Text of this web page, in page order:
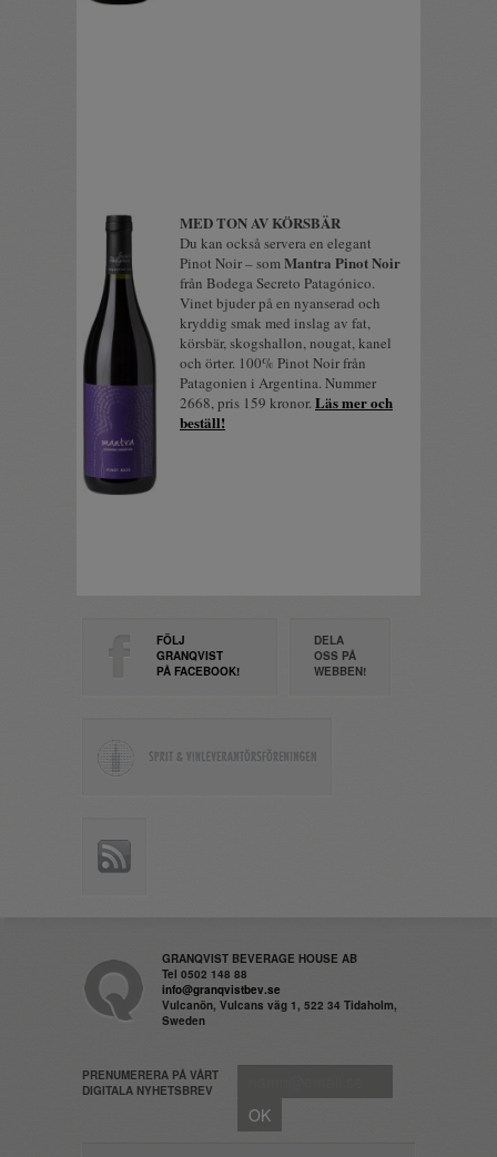
MED TON AV KÖRSBÄR
Du kan också servera en elegant
Pinot Noir – somMantra Pinot Noir
från Bodega Secreto Patagónico.
Vinet bjuder på en nyanserad och
kryddig smak med inslag av fat,
körsbär, skogshallon, nougat, kanel
och örter. 100% Pinot Noir från
Patagonien i Argentina. Nummer
2668, pris 159 kronor. Läs mer och
beställ!
FÖLJ
GRANQVIST
PÅ FACEBOOK!
DELA
OSS PÅ
WEBBEN!
GRANQVIST BEVERAGE HOUSE AB
Tel 0502 148 88
info@granqvistbev.se
Vulcanön, Vulcans väg 1, 522 34 Tidaholm,
Sweden
PRENUMERERA PÅ VÅRT
DIGITALA NYHETSBREV